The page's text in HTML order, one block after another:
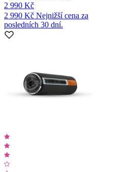
2 990 Kč
2 990 Kč Nejnižší cena za
posledních 30 dní.